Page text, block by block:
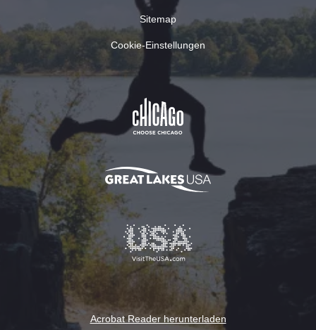
Sitemap
Cookie-Einstellungen
Acrobat Reader herunterladen